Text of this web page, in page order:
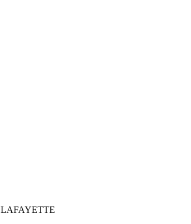
LAFAYETTE